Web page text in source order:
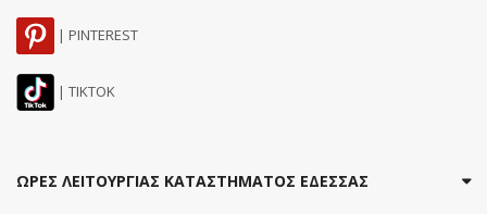
| PINTEREST
| TIKTOK
ΩΡΕΣ ΛΕΙΤΟΥΡΓΙΑΣ ΚΑΤΑΣΤΗΜΑΤΟΣ ΕΔΕΣΣΑΣ